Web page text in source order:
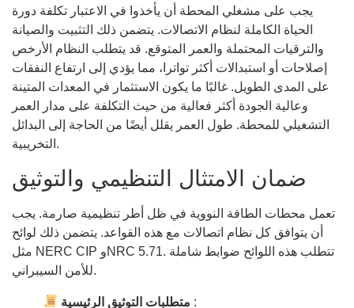
يجب على مشغلي المحطة أن يأخذوا في الاعتبار تكلفة دورة
الحياة الكاملة لنظام الاتصالات. يتضمن ذلك التثبيت والصيانة
والترقيات المحتملة والعمر المتوقع. قد يتطلب النظام الأرخص
إصلاحات أو استبدالات أكثر تواترا، مما يؤدي إلى ارتفاع النفقات
على المدى الطويل. غالبًا ما يكون الاستثمار في المعدات المتينة
وعالية الجودة أكثر فعالية من حيث التكلفة على مدار العمر
التشغيلي للمحطة. طول العمر يقلل أيضًا من الحاجة إلى البدائل
التخريبية.
ضمان الامتثال التنظيمي والتوثيق
تعمل محطات الطاقة النووية في ظل أطر تنظيمية صارمة. يجب
أن يتوافق كل نظام اتصالات مع هذه القواعد. يتضمن ذلك لوائح
مثل NERC CIP وNRC 5.71. تتطلب هذه اللوائح ضوابط شاملة
للأمن السيبراني.
: